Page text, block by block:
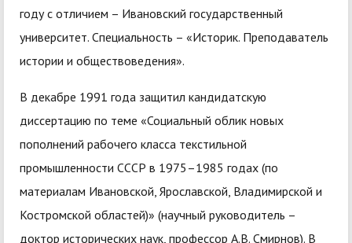
году с отличием – Ивановский государственный
университет. Специальность – «Историк. Преподаватель
истории и обществоведения».
В декабре 1991 года защитил кандидатскую
диссертацию по теме «Социальный облик новых
пополнений рабочего класса текстильной
промышленности СССР в 1975–1985 годах (по
материалам Ивановской, Ярославской, Владимирской и
Костромской областей)» (научный руководитель –
доктор исторических наук, профессор А.В. Смирнов). В